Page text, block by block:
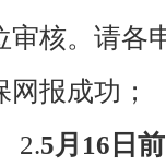
审核。请各
网报成功；
2.5月 16 日前